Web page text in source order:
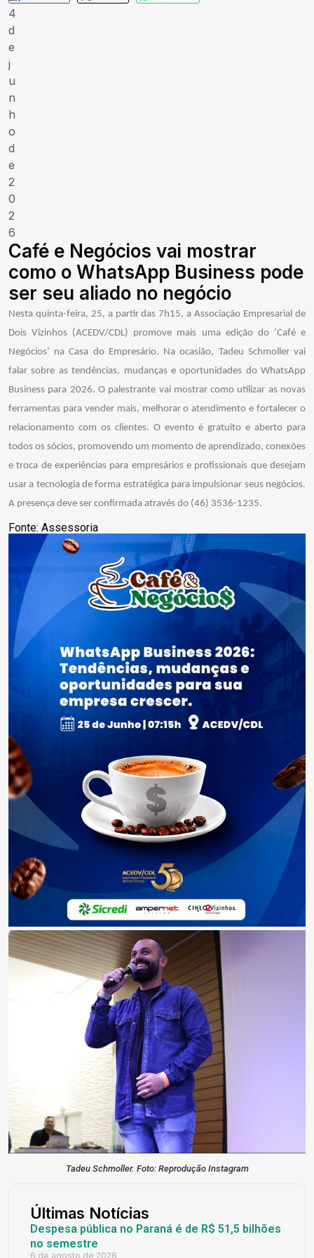
4
d
e
j
u
n
h
o
d
e
2
0
2
6
Café e Negócios vai mostrar
como o WhatsApp Business pode
ser seu aliado no negócio
Nesta quinta-feira, 25, a partir das 7h15, a Associação Empresarial de
Dois Vizinhos (ACEDV/CDL) promove mais uma edição do ‘Café e
Negócios’ na Casa do Empresário. Na ocasião, Tadeu Schmoller vai
falar sobre as tendências, mudanças e oportunidades do WhatsApp
Business para 2026. O palestrante vai mostrar como utilizar as novas
ferramentas para vender mais, melhorar o atendimento e fortalecer o
relacionamento com os clientes. O evento é gratuito e aberto para
todos os sócios, promovendo um momento de aprendizado, conexões
e troca de experiências para empresários e profissionais que desejam
usar a tecnologia de forma estratégica para impulsionar seus negócios.
A presença deve ser confirmada através do (46) 3536-1235.
Fonte: Assessoria
Tadeu Schmoller. Foto: Reprodução Instagram
Últimas Notícias
Despesa pública no Paraná é de R$ 51,5 bilhões
no semestre
6 de agosto de 2026